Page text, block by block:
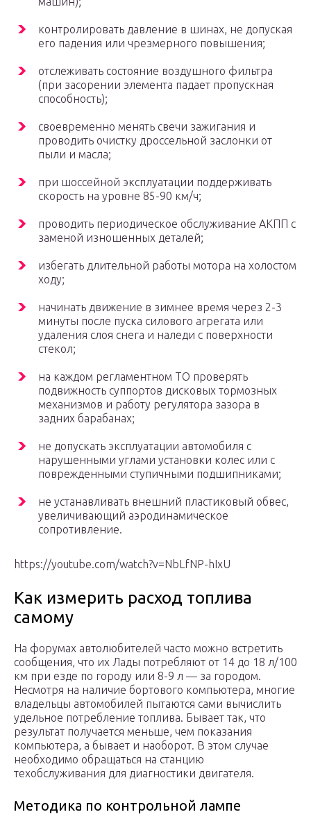
контролировать давление в шинах, не допуская
его падения или чрезмерного повышения;
отслеживать состояние воздушного фильтра
(при засорении элемента падает пропускная
способность);
своевременно менять свечи зажигания и
проводить очистку дроссельной заслонки от
пыли и масла;
при шоссейной эксплуатации поддерживать
скорость на уровне 85-90 км/ч;
проводить периодическое обслуживание АКПП с
заменой изношенных деталей;
избегать длительной работы мотора на холостом
ходу;
начинать движение в зимнее время через 2-3
минуты после пуска силового агрегата или
удаления слоя снега и наледи с поверхности
стекол;
на каждом регламентном ТО проверять
подвижность суппортов дисковых тормозных
механизмов и работу регулятора зазора в
задних барабанах;
не допускать эксплуатации автомобиля с
нарушенными углами установки колес или с
поврежденными ступичными подшипниками;
не устанавливать внешний пластиковый обвес,
увеличивающий аэродинамическое
сопротивление.
https://youtube.com/watch?v=NbLfNP-hIxU
Как измерить расход топлива
самому
На форумах автолюбителей часто можно встретить
сообщения, что их Лады потребляют от 14 до 18 л/100
км при езде по городу или 8-9 л — за городом.
Несмотря на наличие бортового компьютера, многие
владельцы автомобилей пытаются сами вычислить
удельное потребление топлива. Бывает так, что
результат получается меньше, чем показания
компьютера, а бывает и наоборот. В этом случае
необходимо обращаться на станцию
техобслуживания для диагностики двигателя.
Методика по контрольной лампе